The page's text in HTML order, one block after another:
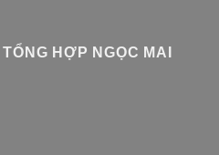
HỢP NGỌC MAI